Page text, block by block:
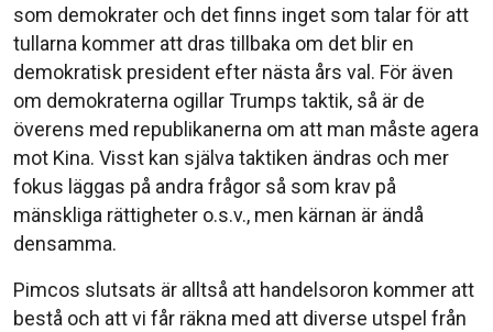
som demokrater och det finns inget som talar för att
tullarna kommer att dras tillbaka om det blir en
demokratisk president efter nästa års val. För även
om demokraterna ogillar Trumps taktik, så är de
överens med republikanerna om att man måste agera
mot Kina. Visst kan själva taktiken ändras och mer
fokus läggas på andra frågor så som krav på
mänskliga rättigheter o.s.v., men kärnan är ändå
densamma.
Pimcos slutsats är alltså att handelsoron kommer att
bestå och att vi får räkna med att diverse utspel från